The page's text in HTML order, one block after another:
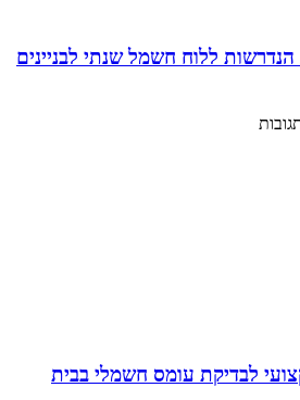
ללוח חשמל שנתי לבניינים
לבדיקת עומס חשמלי בבית